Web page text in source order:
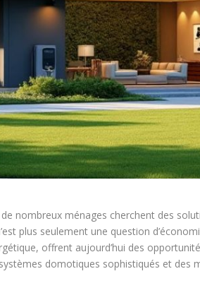
nombreux ménages cherchent des
plus seulement une question
offrent aujourd’hui des
domotiques sophistiqués et